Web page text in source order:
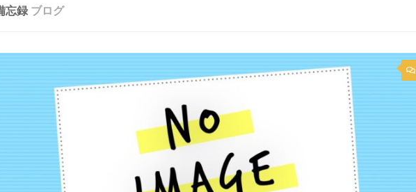
忘録 ブログ